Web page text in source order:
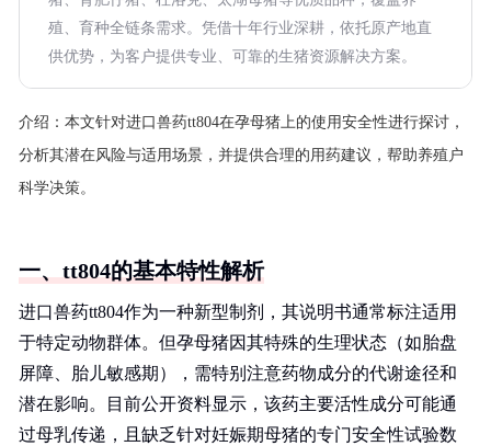
殖、育种全链条需求。凭借十年行业深耕，依托原产地直
供优势，为客户提供专业、可靠的生猪资源解决方案。
介绍： 本文针对进口兽药tt804在孕母猪上的使用安全性进行探讨，
分析其潜在风险与适用场景，并提供合理的用药建议，帮助养殖户
科学决策。
一、tt804的基本特性解析
进口兽药tt804作为一种新型制剂，其说明书通常标注适用
于特定动物群体。但孕母猪因其特殊的生理状态（如胎盘
屏障、胎儿敏感期），需特别注意药物成分的代谢途径和
潜在影响。目前公开资料显示，该药主要活性成分可能通
过母乳传递，且缺乏针对妊娠期母猪的专门安全性试验数